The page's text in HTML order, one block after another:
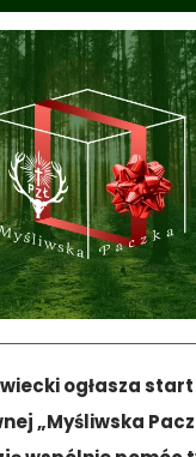
ogłasza
„Myśliwska